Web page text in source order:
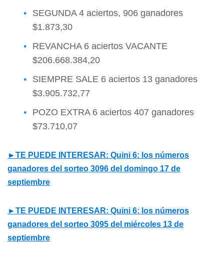
SEGUNDA 4 aciertos, 906 ganadores
$1.873,30
REVANCHA 6 aciertos VACANTE
$206.668.384,20
SIEMPRE SALE 6 aciertos 13 ganadores
$3.905.732,77
POZO EXTRA 6 aciertos 407 ganadores
$73.710,07
►TE PUEDE INTERESAR: Quini 6: los números
ganadores del sorteo 3096 del domingo 17 de
septiembre
►TE PUEDE INTERESAR: Quini 6: los números
ganadores del sorteo 3095 del miércoles 13 de
septiembre